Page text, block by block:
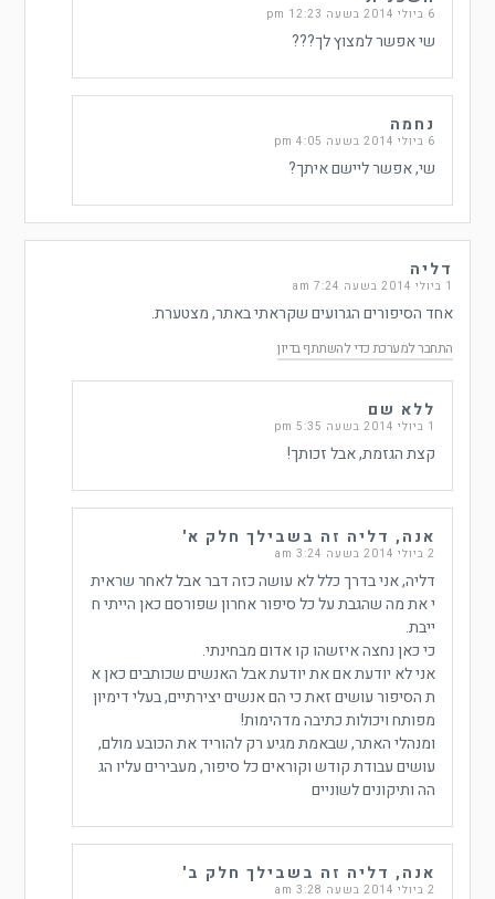
6 ביולי 2014 בשעה 12:23 pm
שי אפשר למצוץ לך???
נחמה
6 ביולי 2014 בשעה 4:05 pm
שי, אפשר ליישם איתך?
דליה
1 ביולי 2014 בשעה 7:24 am
אחד הסיפורים הגרועים שקראתי באתר, מצטערת.
התחבר למערכת כדי להשתתף בדיון
ללא שם
1 ביולי 2014 בשעה 5:35 pm
קצת הגזמת, אבל זכותך!
אנה, דליה זה בשבילך חלק א'
2 ביולי 2014 בשעה 3:24 am
דליה, אני בדרך כלל לא עושה כזה דבר אבל לאחר שראית
י את מה שהגבת על כל סיפור אחרון שפורסם כאן הייתי ח
ייבת.
כי כאן נחצה איזשהו קו אדום מבחינתי.
אני לא יודעת אם את יודעת אבל האנשים שכותבים כאן א
ת הסיפור עושים זאת כי הם אנשים יצירתיים, בעלי דימיון
מפותח ויכולות כתיבה מדהימות!
ומנהלי האתר, שבאמת מגיע רק להוריד את הכובע מולם,
עושים עבודת קודש וקוראים כל סיפור, מעבירים עליו הג
הה ותיקונים לשוניים
אנה, דליה זה בשבילך חלק ב'
2 ביולי 2014 בשעה 3:28 am